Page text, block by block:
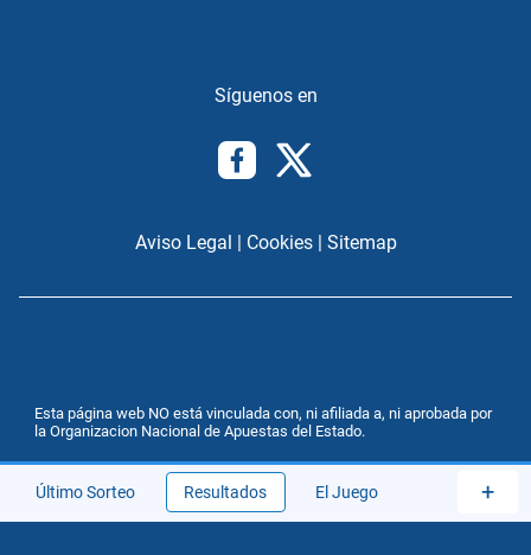
Último Sorteo Resultados El Juego +
Aviso Legal | Cookies| Sitemap
Esta página web NO está vinculada con, ni afiliada a, ni aprobada por
la Organizacion Nacional de Apuestas del Estado.